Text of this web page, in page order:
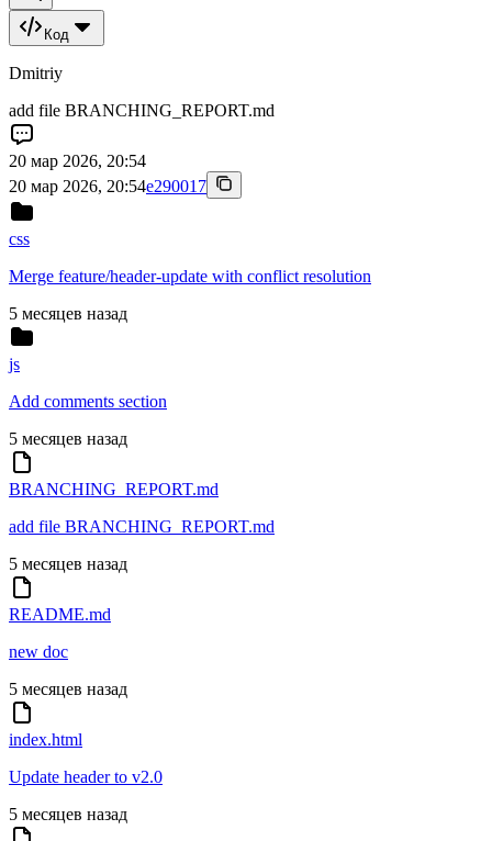
Код
Dmitriy
add file BRANCHING_REPORT.md
20 мар 2026, 20:54
20 мар 2026, 20:54e290017
css
Merge feature/header-update with conflict resolution
5 месяцев назад
js
Add comments section
5 месяцев назад
BRANCHING_REPORT.md
add file BRANCHING_REPORT.md
5 месяцев назад
README.md
new doc
5 месяцев назад
index.html
Update header to v2.0
5 месяцев назад